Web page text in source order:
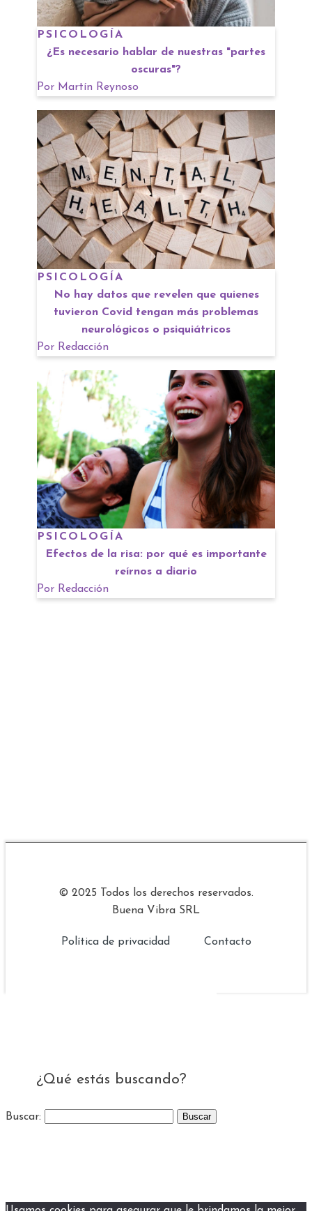
PSICOLOGÍA
¿Es necesario hablar de nuestras "partes
oscuras"?
Por Martín Reynoso
PSICOLOGÍA
No hay datos que revelen que quienes
tuvieron Covid tengan más problemas
neurológicos o psiquiátricos
Por Redacción
PSICOLOGÍA
Efectos de la risa: por qué es importante
reírnos a diario
Por Redacción
© 2025 Todos los derechos reservados.
Buena Vibra SRL
Política de privacidad Contacto
¿Qué estás buscando?
Buscar: